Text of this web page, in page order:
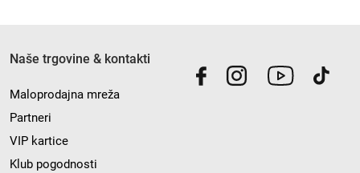
Naše trgovine & kontakti
Maloprodajna mreža
Partneri
VIP kartice
Klub pogodnosti